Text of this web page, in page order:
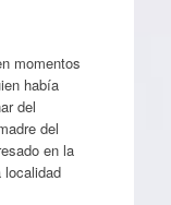
momentos
había
del
del
en la
localidad